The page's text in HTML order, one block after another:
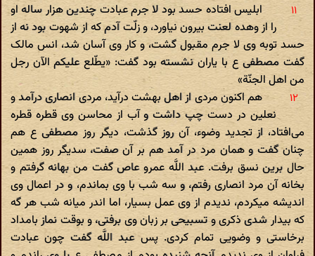
ابلیس افتاده حسد بود لا جرم عبادت چندین هزار ساله او
را از وهده لعنت بیرون نیاورد، و زلّت آدم که از شهوت بود نه از
حسد توبه وی لا جرم مقبول گشت، و کار وی آسان شد، انس مالک
گفت مصطفی ع با یاران نشسته بود گفت: «یطّلع علیکم الآن رجل
من اهل الجنّة»
هم اکنون مردی از اهل بهشت درآید، مردی انصاری درآمد و
نعلین در دست چپ داشت و آب از محاسن وی قطره قطره
می‌افتاد، از تجدید وضوء، آن روز گذشت، دیگر روز مصطفی ع هم
چنان گفت و همان مرد در آمد هم بر آن صفت، سدیگر روز همین
حال برین نسق برفت. عبد اللَّه عمرو عاص گفت من بهانه گرفتم و
بخانه آن مرد انصاری رفتم، و سه شب با وی بماندم، و در اعمال وی
اندیشه میکردم، ندیدم از وی عمل بسیار، اما اندر میانه شب هر گه
که بیدار شدی ذکری و تسبیحی بر زبان وی برفتی، و بوقت نماز بامداد
برخاستی و وضویی تمام کردی. پس عبد اللَّه گفت چون عبادت